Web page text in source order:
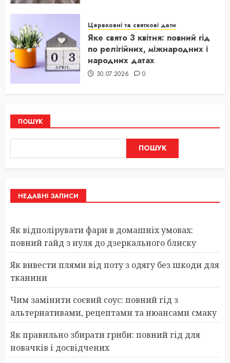
Цервковні та святкові дати
Яке свято 3 квітня: повний гід
по релігійних, міжнародних і
народних датах
30.07.2026 0
ПОШУК
ПОШУК
НЕДАВНІ ЗАПИСИ
Як відполірувати фари в домашніх умовах:
повний гайд з нуля до дзеркального блиску
Як вивести плями від поту з одягу без шкоди для
тканини
Чим замінити соєвий соус: повний гід з
альтернативами, рецептами та нюансами смаку
Як правильно збирати гриби: повний гід для
новачків і досвідчених